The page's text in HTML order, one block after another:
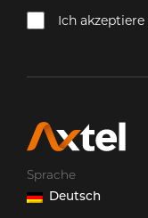
Ich akzeptiere
Sprache
Deutsch